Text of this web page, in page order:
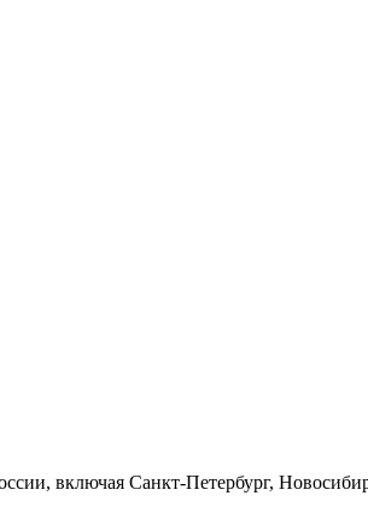
включая Санкт-Петербург,